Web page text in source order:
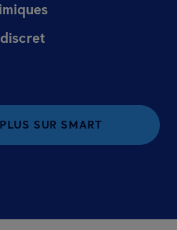
SUR SMART